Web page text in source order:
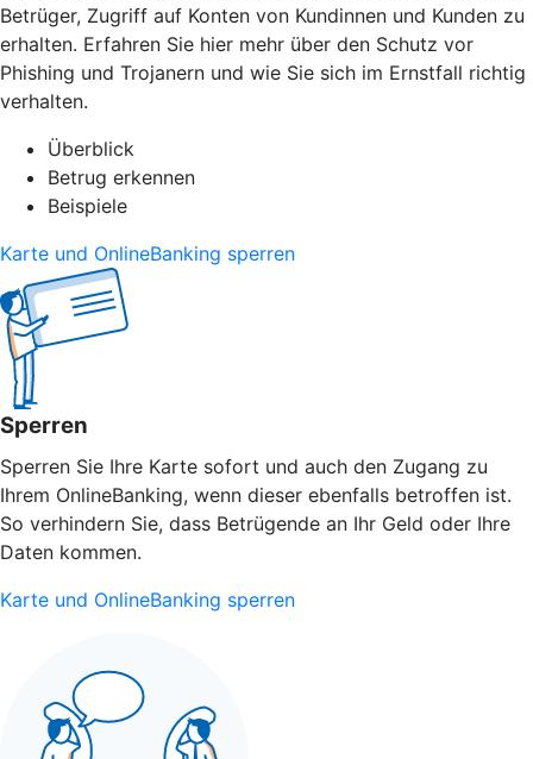
Betrüger, Zugriff auf Konten von Kundinnen und Kunden zu
erhalten. Erfahren Sie hier mehr über den Schutz vor
Phishing und Trojanern und wie Sie sich im Ernstfall richtig
verhalten.
Überblick
Betrug erkennen
Beispiele
Karte und OnlineBanking sperren
Sperren
Sperren Sie Ihre Karte sofort und auch den Zugang zu
Ihrem OnlineBanking, wenn dieser ebenfalls betroffen ist.
So verhindern Sie, dass Betrügende an Ihr Geld oder Ihre
Daten kommen.
Karte und OnlineBanking sperren